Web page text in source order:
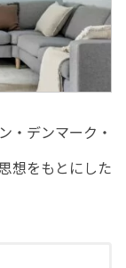
・デンマーク・
想をもとにした